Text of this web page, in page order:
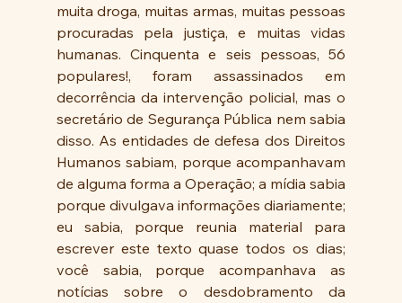
muita droga, muitas armas, muitas pessoas
procuradas pela justiça, e muitas vidas
humanas. Cinquenta e seis pessoas, 56
populares!, foram assassinados em
decorrência da intervenção policial, mas o
secretário de Segurança Pública nem sabia
disso. As entidades de defesa dos Direitos
Humanos sabiam, porque acompanhavam
de alguma forma a Operação; a mídia sabia
porque divulgava informações diariamente;
eu sabia, porque reunia material para
escrever este texto quase todos os dias;
você sabia, porque acompanhava as
notícias sobre o desdobramento da